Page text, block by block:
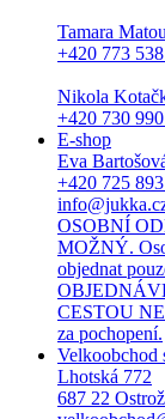
Tamara
+420 773
Nikola
+420 730
E-shop
Eva
+420 725
OSOBNÍ
MOŽNÝ.
objednat
CESTOU
za pochopení.
Velkoobchod
Lhotská 772
687 22